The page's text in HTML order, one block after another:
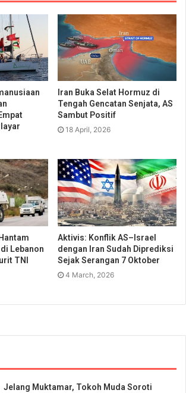
Iran Buka Selat Hormuz di
Tengah Gencatan Senjata, AS
Sambut Positif
18 April, 2026
Lebanon
TNI
Aktivis: Konflik AS–Israel
dengan Iran Sudah Diprediksi
Sejak Serangan 7 Oktober
4 March, 2026
Jelang Muktamar, Tokoh Muda Soroti